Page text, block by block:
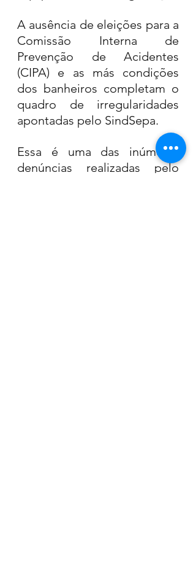
A ausência de eleições para a
Comissão Interna de
Prevenção de Acidentes
(CIPA) e as más condições
dos banheiros completam o
quadro de irregularidades
apontadas pelo SindSepa.
Essa é uma das inúmeras
denúncias realizadas pelo